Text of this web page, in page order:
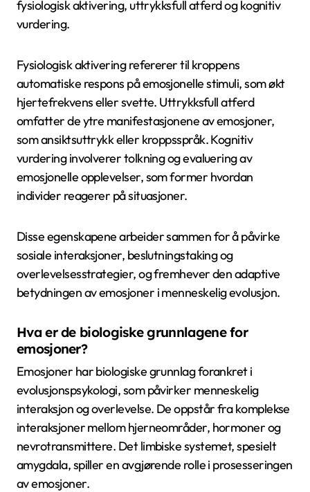
fysiologisk aktivering, uttrykksfull atferd og kognitiv
vurdering.
Fysiologisk aktivering refererer til kroppens
automatiske respons på emosjonelle stimuli, som økt
hjertefrekvens eller svette. Uttrykksfull atferd
omfatter de ytre manifestasjonene av emosjoner,
som ansiktsuttrykk eller kroppsspråk. Kognitiv
vurdering involverer tolkning og evaluering av
emosjonelle opplevelser, som former hvordan
individer reagerer på situasjoner.
Disse egenskapene arbeider sammen for å påvirke
sosiale interaksjoner, beslutningstaking og
overlevelsesstrategier, og fremhever den adaptive
betydningen av emosjoner i menneskelig evolusjon.
Hva er de biologiske grunnlagene for
emosjoner?
Emosjoner har biologiske grunnlag forankret i
evolusjonspsykologi, som påvirker menneskelig
interaksjon og overlevelse. De oppstår fra komplekse
interaksjoner mellom hjerneområder, hormoner og
nevrotransmittere. Det limbiske systemet, spesielt
amygdala, spiller en avgjørende rolle i prosesseringen
av emosjoner.